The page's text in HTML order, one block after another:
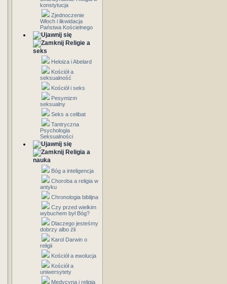
konstytucja
Zjednoczenie
Włoch i likwidacja
Państwa Kościelnego
Religie a
seks
Heloiza i Abelard
Kościół a
seksualność
Kościół i seks
Pesymizm
seksualny
Seks a celibat
Tantryczna
Psychologia
Seksualności
Religia a
nauka
Bóg a inteligencja
Choroba a religia w
antyku
Chronologia biblijna
Czy przed wielkim
wybuchem był Bóg?
Dlaczego jesteśmy
dobrzy albo źli
Karol Darwin o
religii
Kościół a ewolucja
Kościół a
uniwersytety
Medycyna i religia